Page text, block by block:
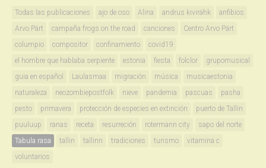
Todas las publicaciones ajo de oso Alina andrus kivirähk
anfibios
Arvo Pärt
campaña frogs on the road canciones
Centro Arvo Pärt
columpio
compositor confinamiento
covid19
el hombre que hablaba serpiente
estonia fiesta folclor
grupomusical
guia en español
Laulasmaa migración música
musicaestonia
naturaleza
neozombiepostfolk nieve pandemia pascuas
pasha
pesto
primavera protección de especies en extinción
puerto de Tallin
puuluup
ranas receta resurreción rotermann city
sapo del norte
Tabula rasa
tallin tallinn tradiciones turismo
vitamina c
voluntarios